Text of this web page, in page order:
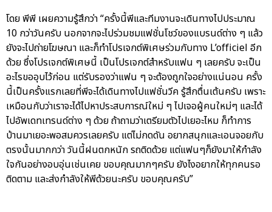
โดย พีพี เผยความรู้สึกว่า “ครั้งนี้พีและทีมงานจะเดินทางไปประมาณ
10 กว่าวันครับ นอกจากจะไปร่วมชมแฟชั่นโชว์ของแบรนด์ต่าง ๆ แล้ว
ยังจะไปถ่ายโฆษณา และก็ทำโปรเจกต์พิเศษร่วมกับทาง L’officiel อีก
ด้วย ซึ่งโปรเจกต์พิเศษนี้ เป็นโปรเจกต์สำหรับแฟน ๆ เลยครับ จะเป็น
อะไรขออุบไว้ก่อน แต่รับรองว่าแฟน ๆ จะต้องถูกใจอย่างแน่นอน ครั้ง
นี้เป็นครั้งแรกเลยที่พีจะได้เดินทางไปแฟชั่นวีค รู้สึกตื่นเต้นครับ เพราะ
เหมือนกับว่าเราจะได้ไปหาประสบการณ์ใหม่ ๆ ไปเจอผู้คนใหม่ๆ และได้
ไปอัพเดทเทรนด์ต่าง ๆ ด้วย ถ้าถามว่าเตรียมตัวไปเยอะไหม ก็ทำการ
บ้านมาเยอะพอสมควรเลยครับ แต่ไม่กดดัน อยากสนุกและเอนจอยกับ
ตรงนั้นมากกว่า วันนี้ฝนตกหนัก รถติดด้วย แต่แฟนๆก็ยังมาให้กำลัง
ใจกันอย่างอบอุ่นเช่นเคย ขอบคุณมากๆครับ ยังไงอยากให้ทุกคนรอ
ติดตาม และส่งกำลังให้พีด้วยนะครับ ขอบคุณครับ”